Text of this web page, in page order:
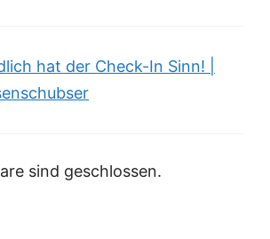
hat der Check-In Sinn! |
sind geschlossen.